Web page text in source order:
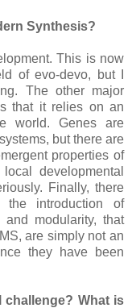
Synthesis?
This is now
of evo-devo, but I
The other major
that it relies on an
world. Genes are
but there are
properties of
developmental
Finally, there
the introduction of
and modularity, that
are simply not an
they have been
challenge? What is